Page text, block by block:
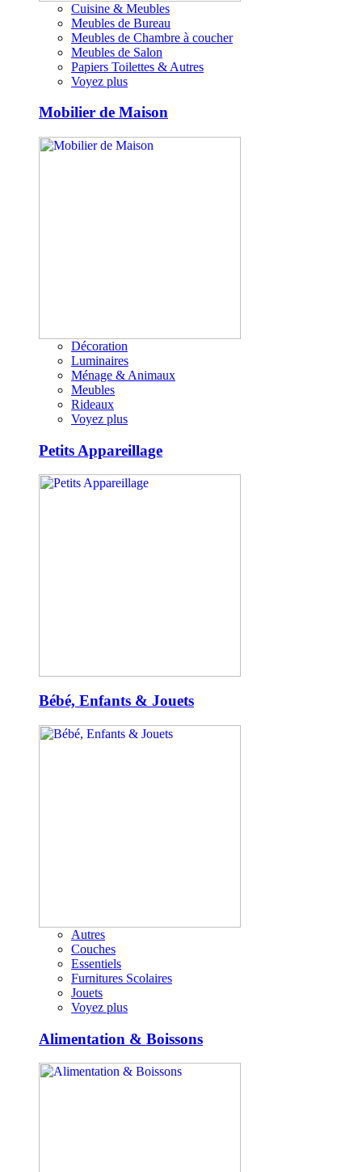
Cuisine & Meubles
Meubles de Bureau
Meubles de Chambre à coucher
Meubles de Salon
Papiers Toilettes & Autres
Voyez plus
Mobilier de Maison
Décoration
Luminaires
Ménage & Animaux
Meubles
Rideaux
Voyez plus
Petits Appareillage
Bébé, Enfants & Jouets
Autres
Couches
Essentiels
Furnitures Scolaires
Jouets
Voyez plus
Alimentation & Boissons